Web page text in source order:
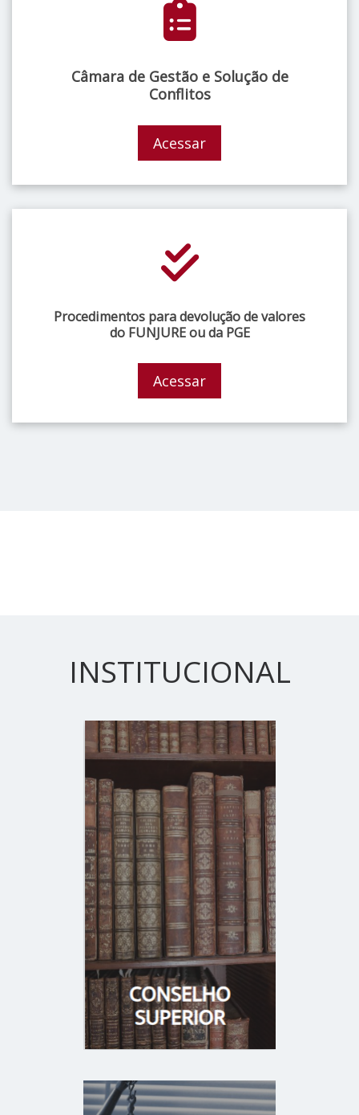
Câmara de Gestão e Solução de
Conflitos
Acessar
Procedimentos para devolução de valores
do FUNJURE ou da PGE
Acessar
INSTITUCIONAL